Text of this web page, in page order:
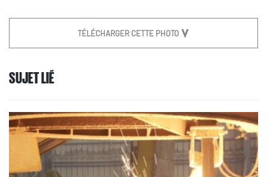
TÉLÉCHARGER CETTE PHOTO
SUJET LIÉ